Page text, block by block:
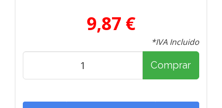
9,87 €
*IVA Incluido
Comprar